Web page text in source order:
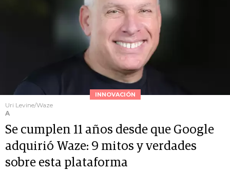
INNOVACIÓN
Uri Levine/Waze
A
Se cumplen 11 años desde que Google
adquirió Waze: 9 mitos y verdades
sobre esta plataforma